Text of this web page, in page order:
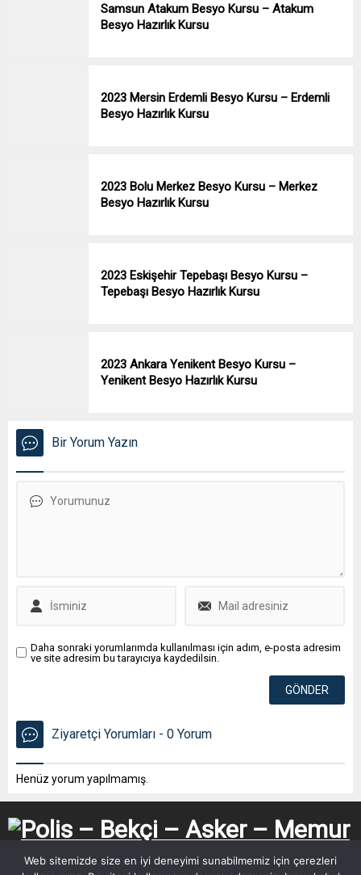
Samsun Atakum Besyo Kursu – Atakum
Besyo Hazırlık Kursu
2023 Mersin Erdemli Besyo Kursu – Erdemli
Besyo Hazırlık Kursu
2023 Bolu Merkez Besyo Kursu – Merkez
Besyo Hazırlık Kursu
2023 Eskişehir Tepebaşı Besyo Kursu –
Tepebaşı Besyo Hazırlık Kursu
2023 Ankara Yenikent Besyo Kursu –
Yenikent Besyo Hazırlık Kursu
Bir Yorum Yazın
Daha sonraki yorumlarımda kullanılması için adım, e-posta adresim
ve site adresim bu tarayıcıya kaydedilsin.
Ziyaretçi Yorumları - 0 Yorum
Henüz yorum yapılmamış.
Web sitemizde size en iyi deneyimi sunabilmemiz için çerezleri